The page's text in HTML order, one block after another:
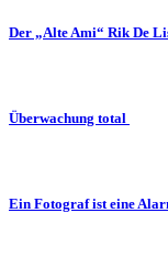
Der „Alte Ami“ Rik De
Überwachung total
Ein Fotograf ist eine